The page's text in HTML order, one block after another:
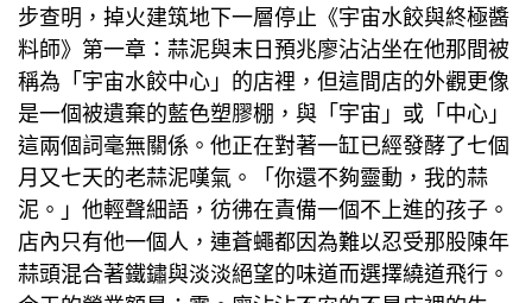
步查明，掉火建筑地下一層停止《宇宙水餃與終極醬
料師》第一章：蒜泥與末日預兆廖沾沾坐在他那間被
稱為「宇宙水餃中心」的店裡，但這間店的外觀更像
是一個被遺棄的藍色塑膠棚，與「宇宙」或「中心」
這兩個詞毫無關係。他正在對著一缸已經發酵了七個
月又七天的老蒜泥嘆氣。「你還不夠靈動，我的蒜
泥。」他輕聲細語，彷彿在責備一個不上進的孩子。
店內只有他一個人，連蒼蠅都因為難以忍受那股陳年
蒜頭混合著鐵鏽與淡淡絕望的味道而選擇繞道飛行。